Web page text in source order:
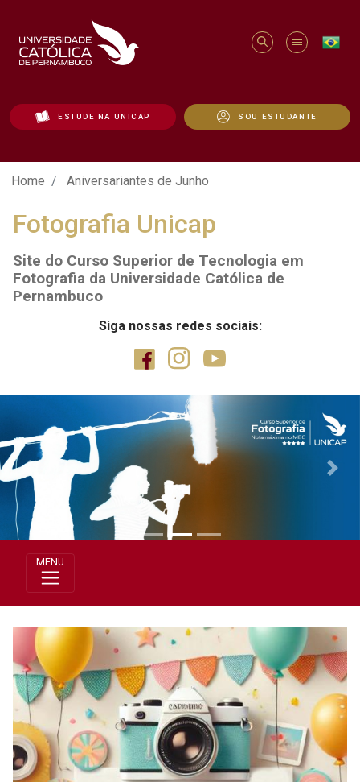
ESTUDE NA UNICAP SOU ESTUDANTE
Aniversariantes de Junho - Unicap
Home Aniversariantes de Junho
Fotografia Unicap
Site do Curso Superior de Tecnologia em
Fotografia da Universidade Católica de
Pernambuco
Siga nossas redes sociais:
Previous Next
MENU